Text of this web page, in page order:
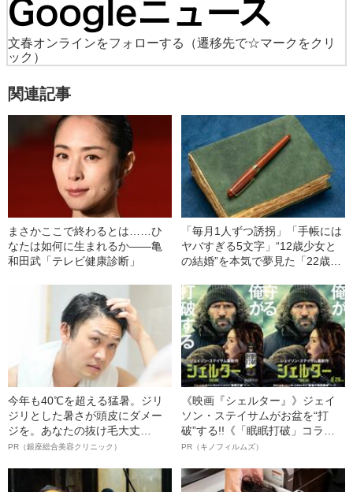
文春オンラインをフォローする
（遷移先で☆マークをクリ
ック）
関連記事
まさかここで終わるとは……ひ
なたは如何に生まれるか――亀
和田武「テレビ健康診断」
「毎月1人ずつ誘拐」「手帳には
ヤバすぎる5文字」“12歳少女と
の結婚”を本気で夢見た「22歳男
今年も40℃を超える猛暑。ジリ
ジリとした暑さが頭皮にダメー
ジを。あなたの抜け毛大丈
夫！？
PR（銀座総合美容クリニック）
《映画『シェルター』》ジェイ
ソン・ステイサムがお盆を“打
破”する!!《「眠眠打破」コラ
ボ》
PR（キノフィルムズ）